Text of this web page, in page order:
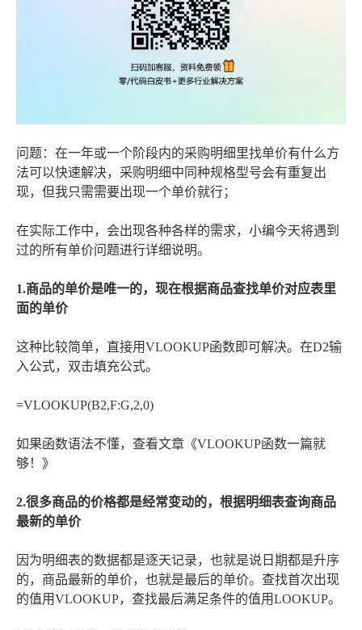
问题：在一年或一个阶段内的采购明细里找单价有什么方
法可以快速解决，采购明细中同种规格型号会有重复出
现，但我只需需要出现一个单价就行；
在实际工作中，会出现各种各样的需求，小编今天将遇到
过的所有单价问题进行详细说明。
1.商品的单价是唯一的，现在根据商品查找单价对应表里
面的单价
这种比较简单，直接用VLOOKUP函数即可解决。在D2输
入公式，双击填充公式。
=VLOOKUP(B2,F:G,2,0)
如果函数语法不懂，查看文章《VLOOKUP函数一篇就
够！》
2.很多商品的价格都是经常变动的，根据明细表查询商品
最新的单价
因为明细表的数据都是逐天记录，也就是说日期都是升序
的，商品最新的单价，也就是最后的单价。查找首次出现
的值用VLOOKUP，查找最后满足条件的值用LOOKUP。